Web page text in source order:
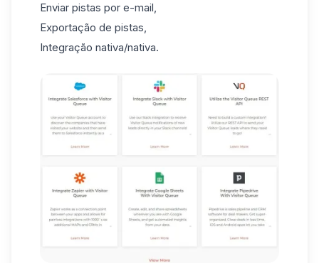
Enviar pistas por e-mail,
Exportação de pistas,
Integração nativa/nativa.